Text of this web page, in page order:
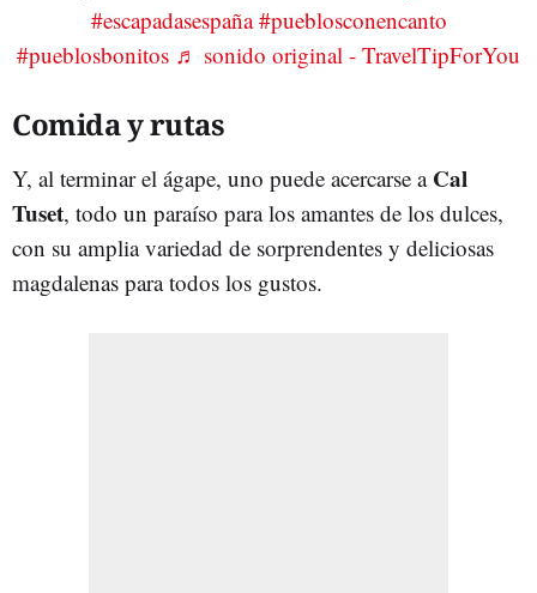
#escapadasespaña #pueblosconencanto
#pueblosbonitos ♬ sonido original - TravelTipForYou
Comida y rutas
Y, al terminar el ágape, uno puede acercarse a Cal
Tuset, todo un paraíso para los amantes de los dulces,
con su amplia variedad de sorprendentes y deliciosas
magdalenas para todos los gustos.